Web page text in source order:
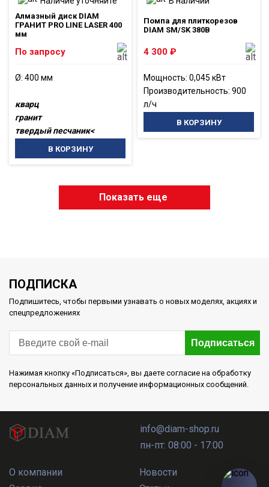
Алмазный диск DIAM
ГРАНИТ PRO LINE LASER 400
мм
По запросу
Ø: 400 мм
кварц
гранит
твердый песчаник<
В КОРЗИНУ
Помпа для плиткорезов
DIAM SM/SK 380В
4 300 ₽
Мощность: 0,045 кВт
Производительность: 900
л/ч
В КОРЗИНУ
Показать еще
ПОДПИСКА
Подпишитесь, чтобы первыми узнавать о новых моделях, акциях и
спецпредложениях
Подписаться
Нажимая кнопку «Подписаться», вы даете согласие на обработку
персональных данных и получение информационных сообщений.
О компании
Новости
info@diam-shop.ru
пн-пт: 08:00 - 17:00